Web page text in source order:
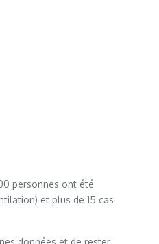
personnes ont été
et plus de 15 cas
données et de rester